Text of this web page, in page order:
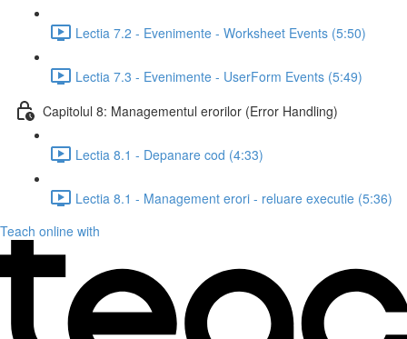
Lectia 7.2 - Evenimente - Worksheet Events (5:50)
Lectia 7.3 - Evenimente - UserForm Events (5:49)
Capitolul 8: Managementul erorilor (Error Handling)
Lectia 8.1 - Depanare cod (4:33)
Lectia 8.1 - Management erori - reluare executie (5:36)
Teach online with